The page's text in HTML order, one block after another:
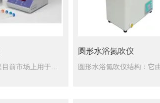
圆形水浴氮吹仪厂家
平行浓缩仪是目前市场上用于环境保护和农药残留食品等分析等大批量样品浓缩处理好的设备。平行浓缩仪主要应用领域：分析水或土壤中的有机化合物、食品分析、农残分析、日化化工、纺织化工、天然产物提取。
圆形水浴氮吹仪